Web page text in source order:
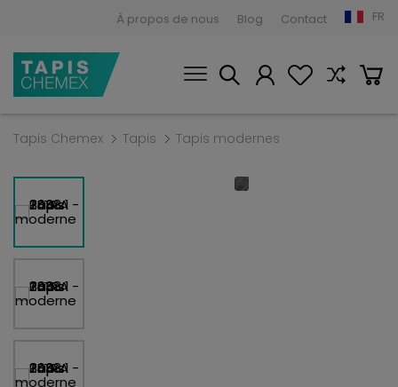
À propos de nous Blog Contact FR
Tapis Chemex Tapis Tapis modernes